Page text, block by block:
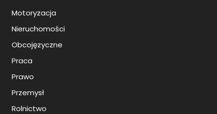
Motoryzacja
Nieruchomości
Obcojęzyczne
Praca
Prawo
Przemysł
Rolnictwo